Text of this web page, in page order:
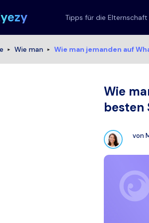
Tipps für die Elternschaft
Wie man Wie man jemanden auf
Wie
besten
von